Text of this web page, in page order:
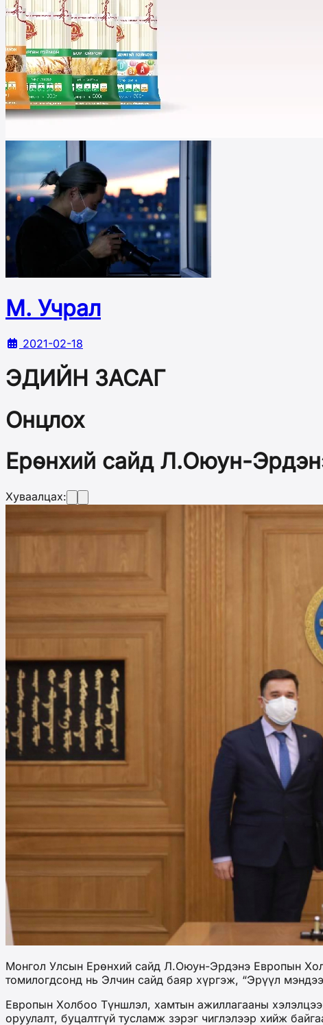
М. Учрал
2021-02-18
ЭДИЙН ЗАСАГ
Онцлох
Ерөнхий сайд Л.Оюун-
Хуваалцах:
Монгол Улсын Ерөнхий сайд Л.Оюун-Эрдэнэ Европын
томилогдсонд нь Элчин сайд баяр хүргэж, “Эрүүл
Европын Холбоо Түншлэл, хамтын ажиллагааны
оруулалт, буцалтгүй тусламж зэрэг чиглэлээр хийж